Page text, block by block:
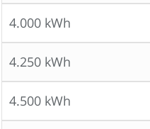
4.000 kWh
4.250 kWh
4.500 kWh